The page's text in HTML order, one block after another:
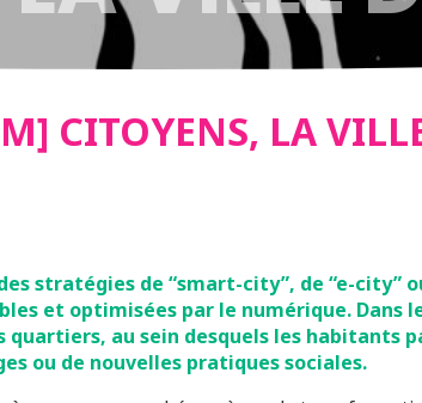
CITOYENS, LA
stratégies de “smart-city”, de “e-city”
et optimisées par le numérique. Dans
au sein desquels les habitants
ou de nouvelles pratiques sociales.